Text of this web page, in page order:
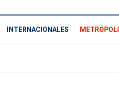
INTERNACIONALES METRÓPOLI